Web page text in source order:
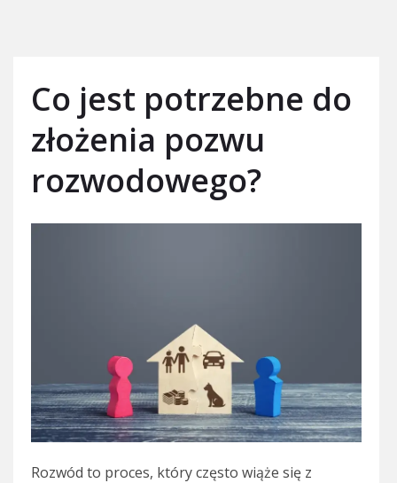
Co jest potrzebne do
złożenia pozwu
rozwodowego?
Rozwód to proces, który często wiąże się z